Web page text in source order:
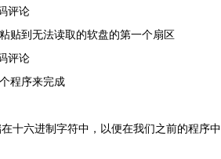
评论
贴到无法读取的软盘的第一个扇区
评论
程序来完成
十六进制字符中，以便在我们之前的程序中